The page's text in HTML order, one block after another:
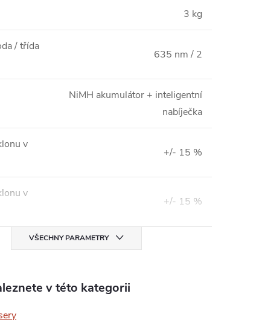
3 kg
/ třída
635 nm / 2
NiMH akumulátor + inteligentní
nabíječka
v
+/- 15 %
v
+/- 15 %
VŠECHNY PARAMETRY
v této kategorii